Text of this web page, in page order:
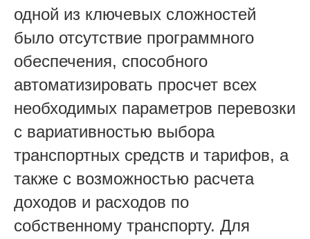
одной из ключевых сложностей
было отсутствие программного
обеспечения, способного
автоматизировать просчет всех
необходимых параметров перевозки
с вариативностью выбора
транспортных средств и тарифов, а
также с возможностью расчета
доходов и расходов по
собственному транспорту. Для